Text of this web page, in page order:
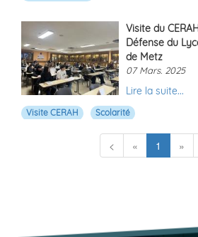
Visite du
Défense du
de Metz
07 Mars. 2025
Lire la suite...
Visite CERAH Scolarité
< « 1 (current)
»